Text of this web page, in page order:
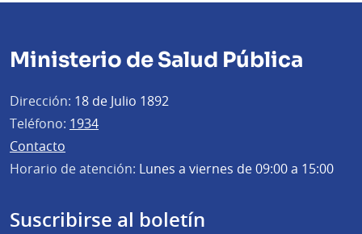
Ministerio de Salud Pública
Dirección: 18 de Julio 1892
Teléfono: 1934
Contacto
Horario de atención: Lunes a viernes de 09:00 a 15:00
Suscribirse al boletín